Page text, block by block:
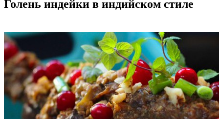
Голень индейки в индийском стиле